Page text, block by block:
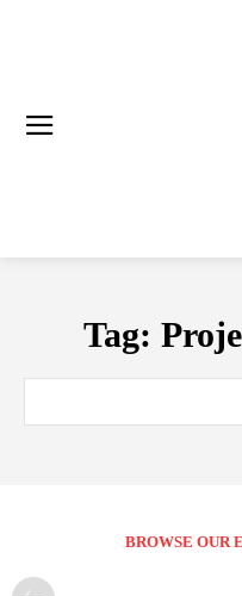
Tag:
BROWSE OUR